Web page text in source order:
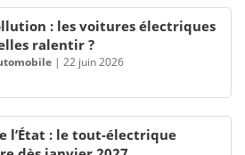
: les voitures électriques
ralentir ?
| 22 juin 2026
l’État : le tout-électrique